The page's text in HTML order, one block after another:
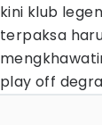
kini klub
terpaksa
play off